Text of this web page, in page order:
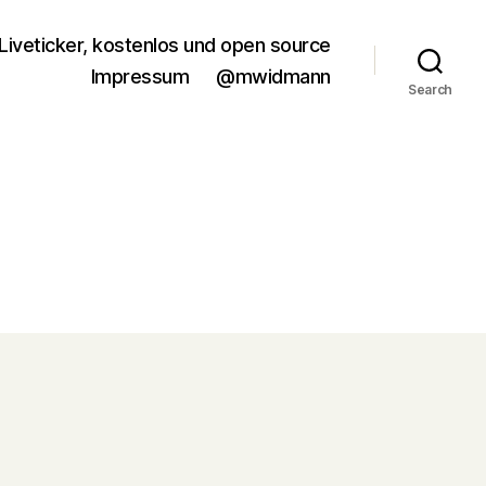
kostenlos und open source
Impressum
@mwidmann
Search